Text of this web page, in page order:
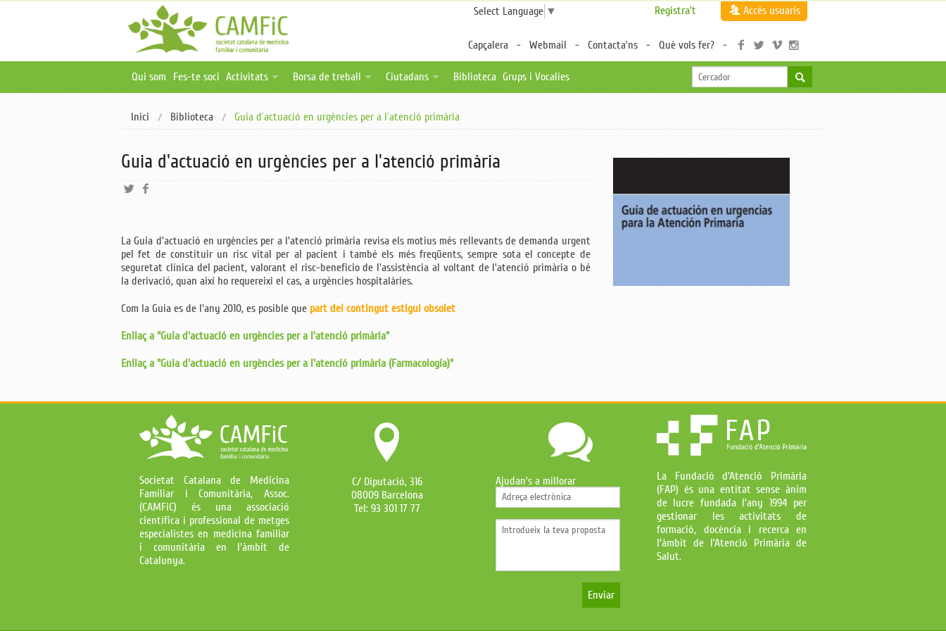
Select Language ▼ Registra't Accés usuaris
Capçalera Webmail Contacta'ns Què vols fer?
Qui som Fes-te soci Activitats
Activitats online i a distància
Borsa de treball
Publica una oferta
Ciutadans
Associacions de pacients
Biblioteca Grups i Vocalies
Inici Biblioteca Guia d´actuació en urgències per a l´atenció primària
Guia d'actuació en urgències per a l'atenció primària
La Guia d'actuació en urgències per a l'atenció primària revisa els motius més rellevants de demanda urgent
pel fet de constituir un risc vital per al pacient i també els més freqüents, sempre sota el concepte de
seguretat clínica del pacient, valorant el risc-beneficio de l'assistència al voltant de l'atenció primària o bé
la derivació, quan així ho requereixi el cas, a urgències hospitalàries.
Com la Guia es de l'any 2010, es posible que part del contingut estigui obsolet
Enllaç a "Guia d'actuació en urgències per a l'atenció primària"
Enllaç a "Guia d'actuació en urgències per a l'atenció primària (Farmacología)"
Societat Catalana de Medicina
Familiar i Comunitària, Assoc.
(CAMFiC) és una associació
científica i professional de metges
especialistes en medicina familiar
i comunitària en l'àmbit de
Catalunya.
C/ Diputació, 316
08009 Barcelona
Tel: 93 301 17 77
Ajudan's a millorar
Enviar
La Fundació d'Atenció Primària
(FAP) és una entitat sense ànim
de lucre fundada l’any 1994 per
gestionar les activitats de
formació, docència i recerca en
l’àmbit de l’Atenció Primària de
Salut.